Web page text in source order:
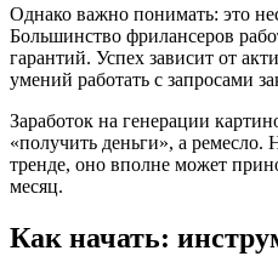
Однако важно понимать: это
Большинство фрилансеров
гарантий. Успех зависит от
умений работать с запросами
Заработок на генерации
«получить деньги», а ремесло.
тренде, оно вполне может
месяц.
Как начать: